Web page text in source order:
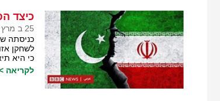
כיצד
25 ב מרץ 2026
כניסתה
לשחקן
כי היא
לקריאה